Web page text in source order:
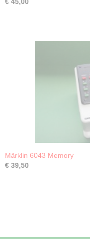
Märklin 6043 Memory
€ 39,50